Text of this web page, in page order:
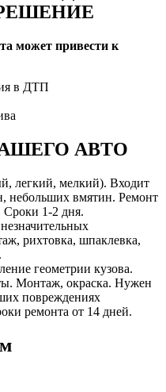
РЕШЕНИЕ
может привести к
в ДТП
АВТО
легкий, мелкий). Входит
небольших вмятин. Ремонт
1-2 дня.
рихтовка, шпаклевка,
геометрии кузова.
Монтаж, окраска. Нужен
повреждениях
ремонта от 14 дней.